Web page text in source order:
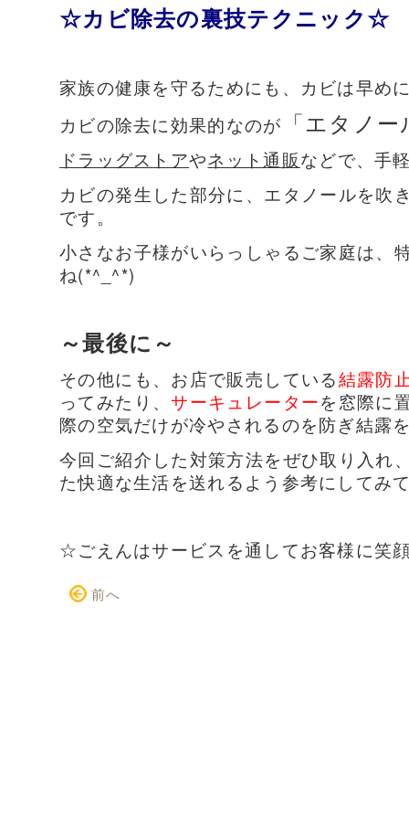
☆カビ除去の裏技テクニック☆
家族の健康を守るためにも、カビは早め
カビの除去に効果的なのが
「エタノ
ドラッグストアやネット通販などで、手
カビの発生した部分に、エタノールを吹
です。
小さなお子様がいらっしゃるご家庭は、
ね(*^_^*)
～最後に～
その他にも、お店で販売している結露防
ってみたり、サーキュレーターを窓際に
際の空気だけが冷やされるのを防ぎ結露
今回ご紹介した対策方法をぜひ取り入れ
た快適な生活を送れるよう参考にしてみ
☆ごえんはサービスを通してお客様に笑
前へ